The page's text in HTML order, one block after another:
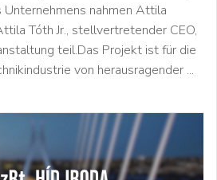
nahmen Attila
Tóth Jr., stellvertretender CEO,
teil.Das Projekt ist für die
von herausragender ...